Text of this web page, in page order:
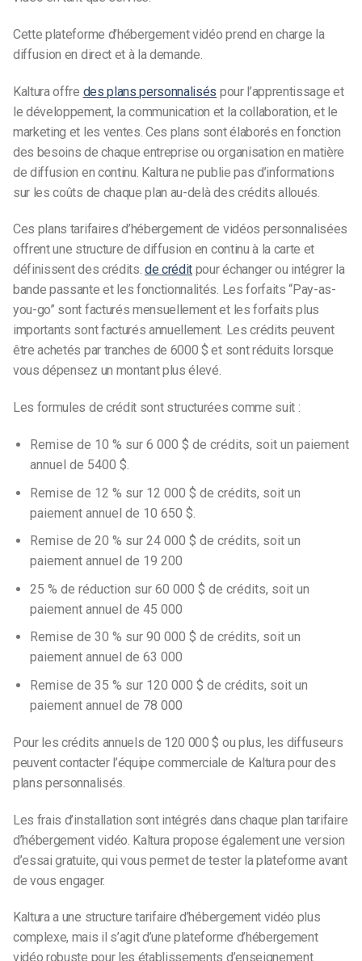
Cette plateforme d’hébergement vidéo prend en charge la
diffusion en direct et à la demande.
Kaltura offre des plans personnalisés pour l’apprentissage et
le développement, la communication et la collaboration, et le
marketing et les ventes. Ces plans sont élaborés en fonction
des besoins de chaque entreprise ou organisation en matière
de diffusion en continu. Kaltura ne publie pas d’informations
sur les coûts de chaque plan au-delà des crédits alloués.
Ces plans tarifaires d’hébergement de vidéos personnalisées
offrent une structure de diffusion en continu à la carte et
définissent des crédits. de crédit pour échanger ou intégrer la
bande passante et les fonctionnalités. Les forfaits “Pay-as-
you-go” sont facturés mensuellement et les forfaits plus
importants sont facturés annuellement. Les crédits peuvent
être achetés par tranches de 6000 $ et sont réduits lorsque
vous dépensez un montant plus élevé.
Les formules de crédit sont structurées comme suit :
Remise de 10 % sur 6 000 $ de crédits, soit un paiement
annuel de 5400 $.
Remise de 12 % sur 12 000 $ de crédits, soit un
paiement annuel de 10 650 $.
Remise de 20 % sur 24 000 $ de crédits, soit un
paiement annuel de 19 200
25 % de réduction sur 60 000 $ de crédits, soit un
paiement annuel de 45 000
Remise de 30 % sur 90 000 $ de crédits, soit un
paiement annuel de 63 000
Remise de 35 % sur 120 000 $ de crédits, soit un
paiement annuel de 78 000
Pour les crédits annuels de 120 000 $ ou plus, les diffuseurs
peuvent contacter l’équipe commerciale de Kaltura pour des
plans personnalisés.
Les frais d’installation sont intégrés dans chaque plan tarifaire
d’hébergement vidéo. Kaltura propose également une version
d’essai gratuite, qui vous permet de tester la plateforme avant
de vous engager.
Kaltura a une structure tarifaire d’hébergement vidéo plus
complexe, mais il s’agit d’une plateforme d’hébergement
vidéo robuste pour les établissements d’enseignement.